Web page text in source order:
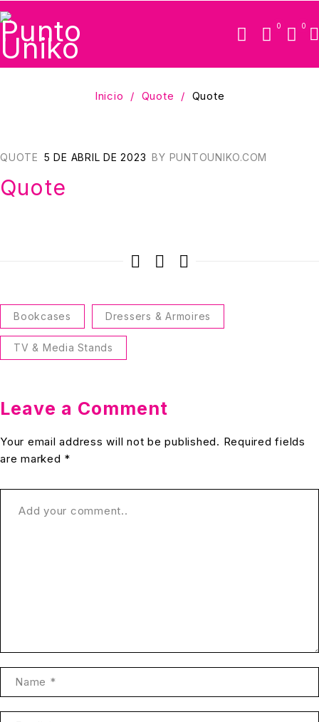
0 0
Inicio / Quote / Quote
QUOTE 5 DE ABRIL DE 2023 BY PUNTOUNIKO.COM
Quote
Bookcases Dressers & Armoires
TV & Media Stands
Leave a Comment
Your email address will not be published. Required fields
are marked *